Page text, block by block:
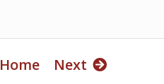
Home Next